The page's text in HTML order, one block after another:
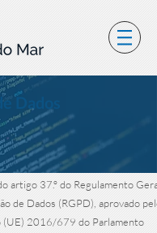
Dados
artigo 37.º do Regulamento Geral
de Dados (RGPD), aprovado pelo
(UE) 2016/679 do Parlamento